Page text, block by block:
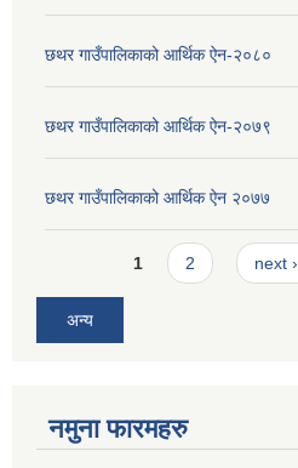
छथर गाउँपालिकाको आर्थिक ऐन-२०८०
छथर गाउँपालिकाको आर्थिक ऐन-२०७९
छथर गाउँपालिकाको आर्थिक ऐन २०७७
Pages1 2 next ›
अन्य
नमुना फारमहरु